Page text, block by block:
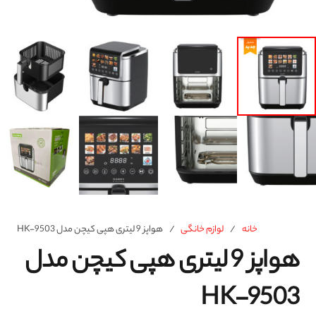
خانه / لوازم خانگی / هواپز 9 لیتری هپی کیچن مدل HK-9503
هواپز 9 لیتری هپی کیچن مدل
HK-9503